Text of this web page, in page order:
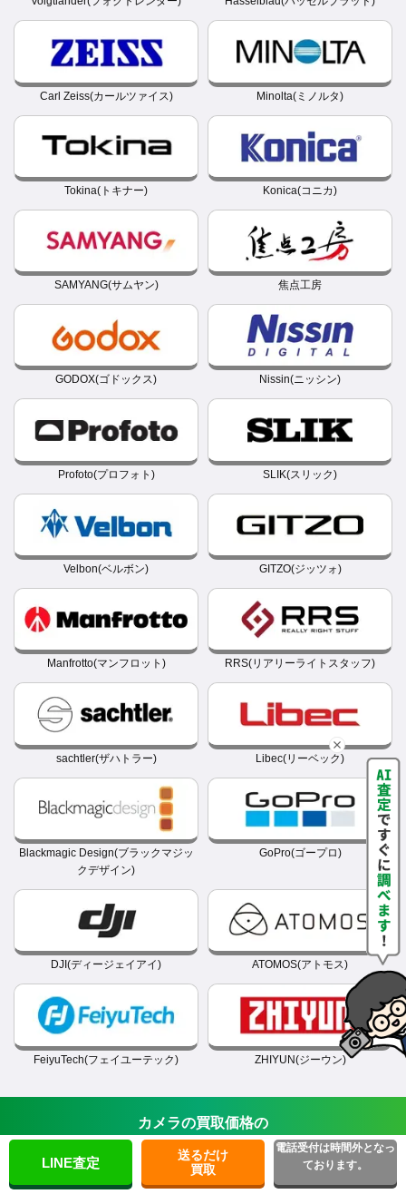
Carl Zeiss(カールツァイス) Minolta(ミノルタ)
Tokina(トキナー) Konica(コニカ)
SAMYANG(サムヤン) 焦点工房
GODOX(ゴドックス) Nissin(ニッシン)
Profoto(プロフォト) SLIK(スリック)
Velbon(ベルボン) GITZO(ジッツォ)
Manfrotto(マンフロット) RRS(リアリーライトスタッフ)
sachtler(ザハトラー) Libec(リーベック)
Blackmagic Design(ブラックマジッ
クデザイン)
GoPro(ゴープロ)
DJI(ディージェイアイ) ATOMOS(アトモス)
FeiyuTech(フェイユーテック) ZHIYUN(ジーウン)
カメラの買取価格の
確認・ご依頼は今すぐこちらから！
LINE査定
送るだけ
買取
電話受付は時間外となっ
ております。